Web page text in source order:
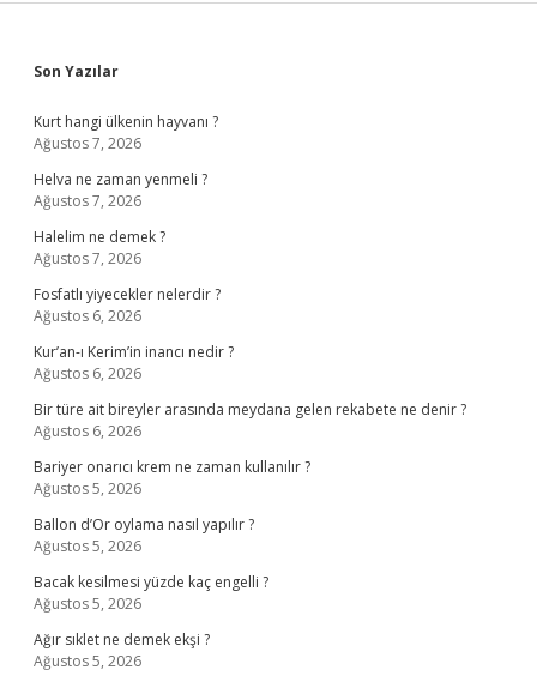
Sidebar
Son Yazılar
Kurt hangi ülkenin hayvanı ?
Ağustos 7, 2026
Helva ne zaman yenmeli ?
Ağustos 7, 2026
Halelim ne demek ?
Ağustos 7, 2026
Fosfatlı yiyecekler nelerdir ?
Ağustos 6, 2026
Kur’an-ı Kerim’in inancı nedir ?
Ağustos 6, 2026
Bir türe ait bireyler arasında meydana gelen rekabete ne denir ?
Ağustos 6, 2026
Bariyer onarıcı krem ne zaman kullanılır ?
Ağustos 5, 2026
Ballon d’Or oylama nasıl yapılır ?
Ağustos 5, 2026
Bacak kesilmesi yüzde kaç engelli ?
Ağustos 5, 2026
Ağır sıklet ne demek ekşi ?
Ağustos 5, 2026